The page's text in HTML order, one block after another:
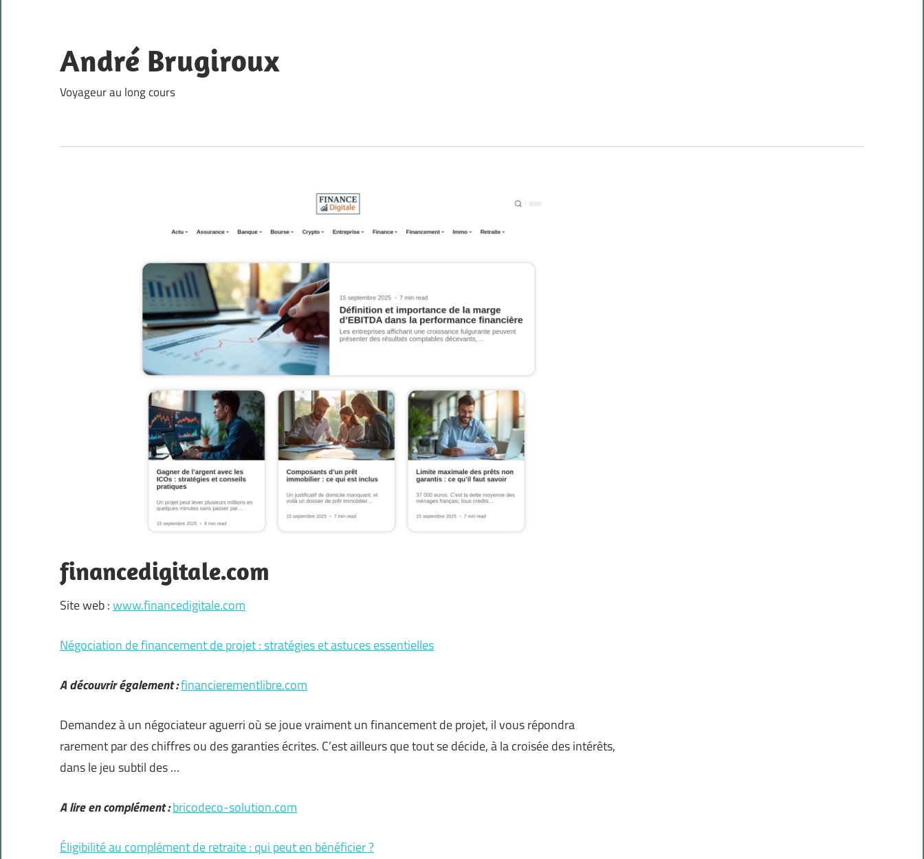
content
André Brugiroux
Voyageur au long cours
financedigitale.com
Site web :www.financedigitale.com
Négociation de financement de projet : stratégies et astuces essentielles
A découvrir également :financierementlibre.com
Demandez à un négociateur aguerri où se joue vraiment un financement de projet, il vous répondra
rarement par des chiffres ou des garanties écrites. C’est ailleurs que tout se décide, à la croisée des intérêts,
dans le jeu subtil des …
A lire en complément :bricodeco-solution.com
Éligibilité au complément de retraite : qui peut en bénéficier ?